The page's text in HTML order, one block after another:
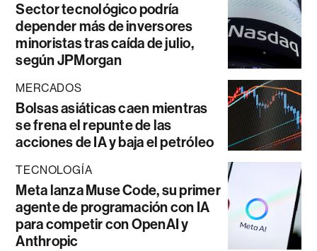
Sector tecnológico podría
depender más de inversores
minoristas tras caída de julio,
según JPMorgan
MERCADOS
Bolsas asiáticas caen mientras
se frena el repunte de las
acciones de IA y baja el petróleo
TECNOLOGÍA
Meta lanza Muse Code, su primer
agente de programación con IA
para competir con OpenAI y
Anthropic